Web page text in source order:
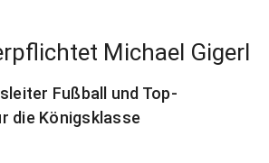
Michael Gigerl
Fußball und Top-
die Königsklasse